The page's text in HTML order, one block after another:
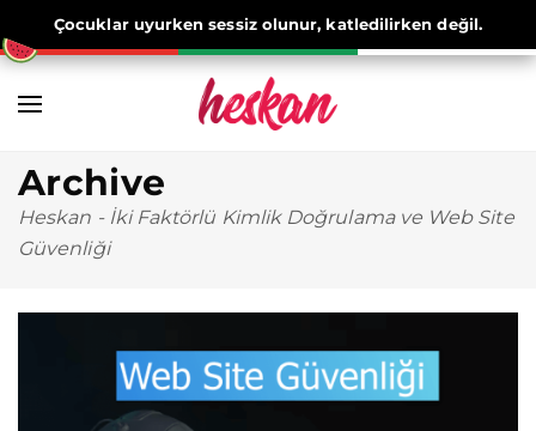
Çocuklar uyurken sessiz olunur, katledilirken değil.
Archive
Heskan - İki Faktörlü Kimlik Doğrulama ve Web Site
Güvenliği